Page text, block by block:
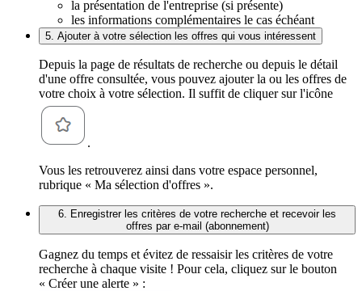
la présentation de l'entreprise (si présente)
les informations complémentaires le cas échéant
5. Ajouter à votre sélection les offres qui vous intéressent
Depuis la page de résultats de recherche ou depuis le détail
d'une offre consultée, vous pouvez ajouter la ou les offres de
votre choix à votre sélection. Il suffit de cliquer sur l'icône
.
Vous les retrouverez ainsi dans votre espace personnel,
rubrique « Ma sélection d'offres ».
6. Enregistrer les critères de votre recherche et recevoir les
offres par e-mail (abonnement)
Gagnez du temps et évitez de ressaisir les critères de votre
recherche à chaque visite ! Pour cela, cliquez sur le bouton
« Créer une alerte » :